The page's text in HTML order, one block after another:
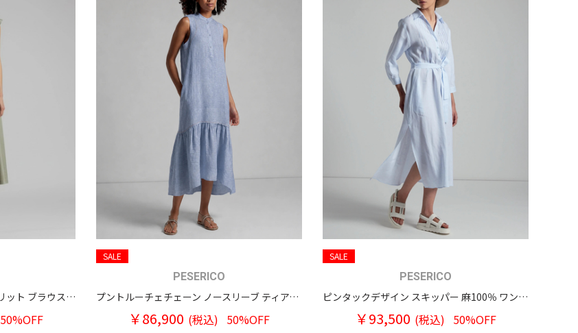
プントルーチェ襟 フロントスリット ブラウスワンピース
50%OFF
SALE
PESERICO
プントルーチェチェーン ノースリーブ ティアードワンピース
￥86,900 (税込) 50%OFF
SALE
PESERICO
ピンタックデザイン スキッパー 麻100％ ワンピース
￥93,500 (税込) 50%OFF